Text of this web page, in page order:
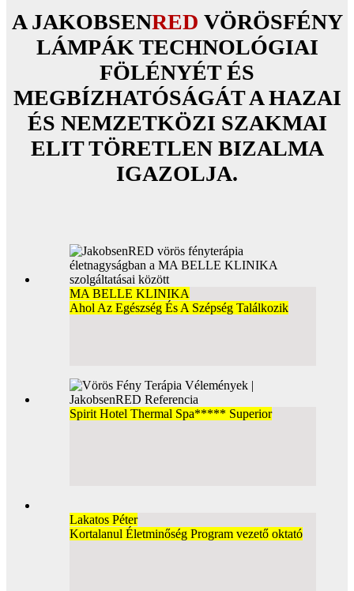
A JAKOBSENRED VÖRÖSFÉNY
LÁMPÁK TECHNOLÓGIAI
FÖLÉNYÉT ÉS
MEGBÍZHATÓSÁGÁT A HAZAI
ÉS NEMZETKÖZI SZAKMAI
ELIT TÖRETLEN BIZALMA
IGAZOLJA.
MA BELLE KLINIKA
Ahol Az Egészség És A Szépség Találkozik
Spirit Hotel Thermal Spa***** Superior
Lakatos Péter
Kortalanul Életminőség Program vezető oktató